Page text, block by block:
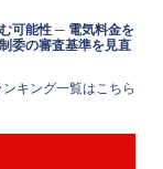
可能性 ─ 電気料金を
委の審査基準を見直
ンキング一覧はこちら